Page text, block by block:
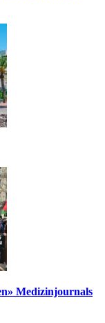
Medizinjournals